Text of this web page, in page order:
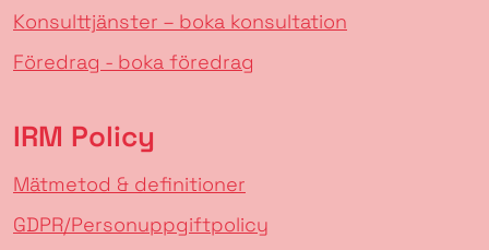
Konsulttjänster – boka konsultation
Föredrag - boka föredrag
IRM Policy
Mätmetod & definitioner
GDPR/Personuppgiftpolicy